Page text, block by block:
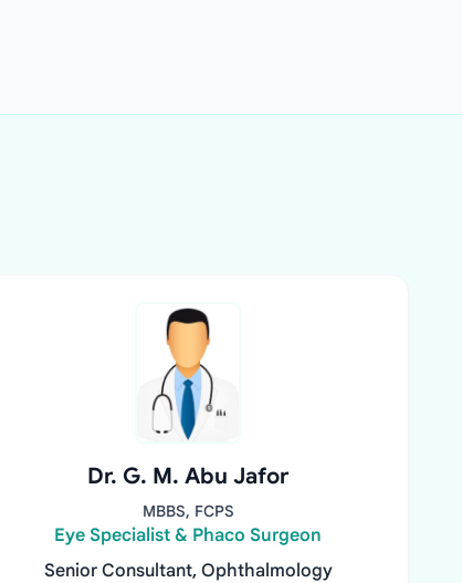
Dr. G. M. Abu Jafor
MBBS, FCPS
Eye Specialist & Phaco Surgeon
Senior Consultant, Ophthalmology